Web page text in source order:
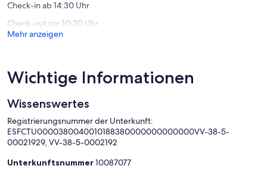
Check-in ab 14:30 Uhr
Check-out vor 10:30 Uhr
Mehr anzeigen
Wichtige Informationen
Wissenswertes
Registrierungsnummer der Unterkunft:
ESFCTU0000380040010188380000000000000VV-38-5-
00021929, VV-38-5-0002192
Unterkunftsnummer10087077